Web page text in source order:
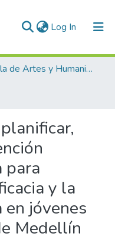
Log In (current)
Escuela de Artes y Humanidades
para
y la
jóvenes
Medellín